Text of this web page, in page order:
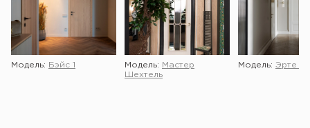
Модель: Бэйс 1 Модель:
Мастер
Шехтель
Модель: Эрте 2